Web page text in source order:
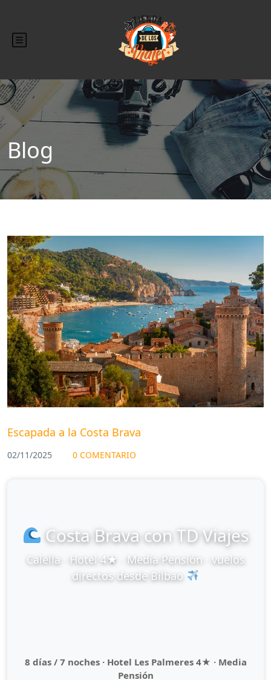
Blog
Blog
Escapada a la Costa Brava
02/11/2025 0 COMENTARIO
Costa Brava con TD Viajes
Calella · Hotel 4★ · Media Pensión · vuelos
directos desde Bilbao
8 días / 7 noches · Hotel Les Palmeres 4★ · Media
Pensión